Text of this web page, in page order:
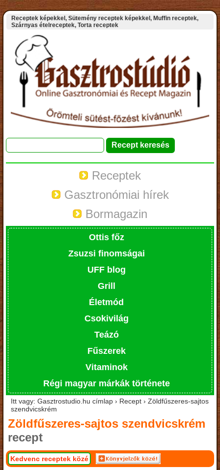
Receptek képekkel, Sütemény receptek képekkel, Muffin receptek,
Szárnyas ételreceptek, Torta receptek
Receptek
Gasztronómiai hírek
Bormagazin
Ottis főz
Zsuzsi finomságai
UFF blog
Grill
Életmód
Csokivilág
Teázó
Fűszerek
Vitaminok
Régi magyar márkák története
Itt vagy: Gasztrostudio.hu címlap › Recept › Zöldfűszeres-sajtos
szendvicskrém
Zöldfűszeres-sajtos szendvicskrém
recept
Kedvenc receptek közé